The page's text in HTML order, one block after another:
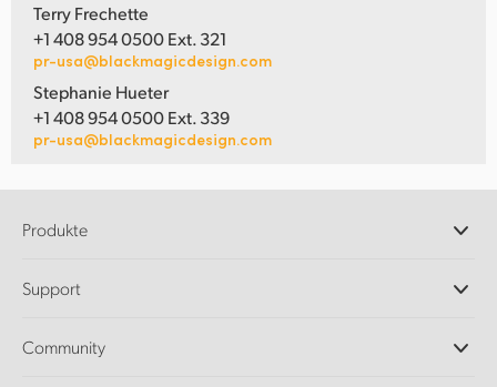
Terry Frechette
+1 408 954 0500 Ext. 321
pr-usa@blackmagicdesign.com
Stephanie Hueter
+1 408 954 0500 Ext. 339
pr-usa@blackmagicdesign.com
Produkte
DaVinci Resolve und Fusion Software
Ultimatte
Support
Support-Center
Community